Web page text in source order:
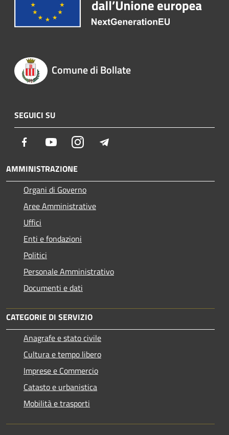
Comune di Bollate
SEGUICI SU
Facebook YoutubeInstagram
AMMINISTRAZIONE
Organi di Governo
Aree Amministrative
Uffici
Enti e fondazioni
Politici
Personale Amministrativo
Documenti e dati
CATEGORIE DI SERVIZIO
Anagrafe e stato civile
Cultura e tempo libero
Imprese e Commercio
Catasto e urbanistica
Mobilità e trasporti